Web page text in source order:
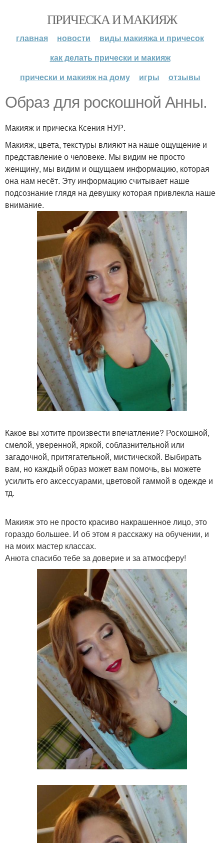
ПРИЧЕСКА И МАКИЯЖ
главная новости
виды макияжа и причесок
как делать прически и макияж
прически и макияж на дому
игры отзывы
Образ для роскошной Анны.
Макияж и прическа Ксения НУР.
Макияж, цвета, текстуры влияют на наше ощущение и
представление о человеке. Мы видим не просто
женщину, мы видим и ощущаем информацию, которая
она нам несёт. Эту информацию считывает наше
подсознание глядя на девушку которая привлекла наше
внимание.
Какое вы хотите произвести впечатление? Роскошной,
смелой, уверенной, яркой, соблазнительной или
загадочной, притягательной, мистической. Выбирать
вам, но каждый образ может вам помочь, вы можете
усилить его аксессуарами, цветовой гаммой в одежде и
тд.
Макияж это не просто красиво накрашенное лицо, это
гораздо большее. И об этом я расскажу на обучении, и
на моих мастер классах.
Анюта спасибо тебе за доверие и за атмосферу!